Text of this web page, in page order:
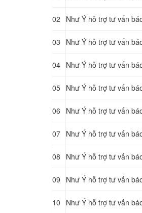
02 Như Ý hỗ trợ tư vấn
03 Như Ý hỗ trợ tư vấn
04 Như Ý hỗ trợ tư vấn
05 Như Ý hỗ trợ tư vấn
06 Như Ý hỗ trợ tư vấn
07 Như Ý hỗ trợ tư vấn
08 Như Ý hỗ trợ tư vấn
09 Như Ý hỗ trợ tư vấn
10 Như Ý hỗ trợ tư vấn